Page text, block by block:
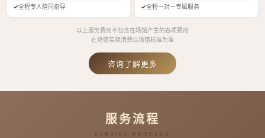
全程专人陪同指导
全程一对一专属服务
以上服务费用不包含在场馆产生的各项费用
在场馆实际消费以场馆标准为准
咨询了解更多
服务流程
SERVICE PROCESS